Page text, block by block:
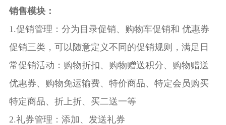
销售模块：
1.促销管理：分为目录促销、购物车促销和 优惠券
促销三类，可以随意定义不同的促销规则，满足日
常促销活动：购物折扣、购物赠送积分、购物赠送
优惠券、购物免运输费、特价商品、特定会员购买
特定商品、折上折、买二送一等
2.礼券管理：添加、发送礼券